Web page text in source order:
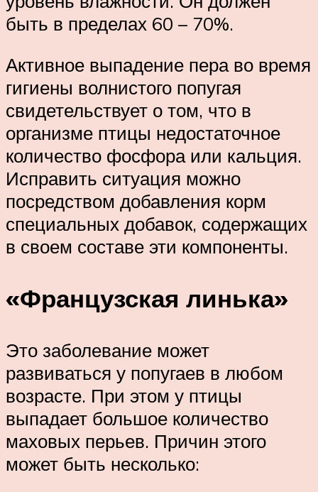
быть в пределах 60 – 70%.
Активное выпадение пера во время
гигиены волнистого попугая
свидетельствует о том, что в
организме птицы недостаточное
количество фосфора или кальция.
Исправить ситуация можно
посредством добавления корм
специальных добавок, содержащих
в своем составе эти компоненты.
«Французская линька»
Это заболевание может
развиваться у попугаев в любом
возрасте. При этом у птицы
выпадает большое количество
маховых перьев. Причин этого
может быть несколько: